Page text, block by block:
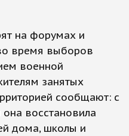
на форумах и
время выборов
военной
занятых
сообщают: с
восстановила
дома, школы и